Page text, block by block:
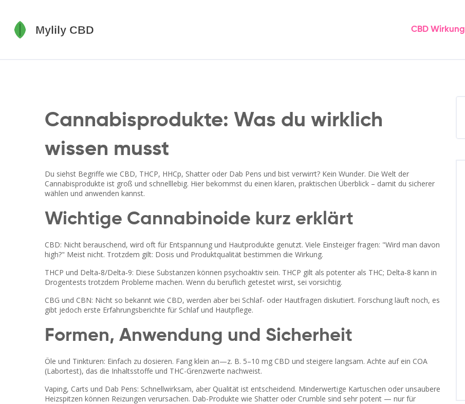
CBD Wirkung
Cannabisprodukte: Was du wirklich
wissen musst
Du siehst Begriffe wie CBD, THCP, HHCp, Shatter oder Dab Pens und bist verwirrt? Kein Wunder. Die Welt der
Cannabisprodukte ist groß und schnelllebig. Hier bekommst du einen klaren, praktischen Überblick – damit du sicherer
wählen und anwenden kannst.
Wichtige Cannabinoide kurz erklärt
CBD: Nicht berauschend, wird oft für Entspannung und Hautprodukte genutzt. Viele Einsteiger fragen: "Wird man davon
high?" Meist nicht. Trotzdem gilt: Dosis und Produktqualität bestimmen die Wirkung.
THCP und Delta‑8/Delta‑9: Diese Substanzen können psychoaktiv sein. THCP gilt als potenter als THC; Delta‑8 kann in
Drogentests trotzdem Probleme machen. Wenn du beruflich getestet wirst, sei vorsichtig.
CBG und CBN: Nicht so bekannt wie CBD, werden aber bei Schlaf- oder Hautfragen diskutiert. Forschung läuft noch, es
gibt jedoch erste Erfahrungsberichte für Schlaf und Hautpflege.
Formen, Anwendung und Sicherheit
Öle und Tinkturen: Einfach zu dosieren. Fang klein an—z. B. 5–10 mg CBD und steigere langsam. Achte auf ein COA
(Labortest), das die Inhaltsstoffe und THC-Grenzwerte nachweist.
Vaping, Carts und Dab Pens: Schnellwirksam, aber Qualität ist entscheidend. Minderwertige Kartuschen oder unsaubere
Heizspitzen können Reizungen verursachen. Dab-Produkte wie Shatter oder Crumble sind sehr potent — nur für